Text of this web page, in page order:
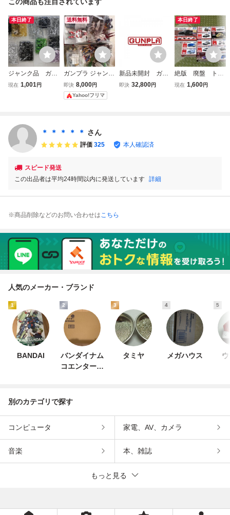
本日終了
ジャンク品 ガン
プラ 未開封ラン
80391
現在 1,001円
送料無料
ガンプラ ジャンク
まとめ売り HGな
どパーツ取り 詰め
合わせ10体セット
即決 8,000円
Yahoo!フリマ
新品未開封 ガン
プラ詰め合わせ
即決 32,800円
本日終了
絶版 廃盤 トミ
カ 詰め合わせ
現在 1,600円
＊ ＊ ＊ ＊ ＊ さん
評価 325 本人確認済
スピード発送
この出品者は平均24時間以内に発送しています 詳細
※商品削除などのお問い合わせはこちら
人気のメーカー・ブランド
1
BANDAI
2
バンダイナム
コエンターテ
3
タミヤ
4
メガハウス
5
別のカテゴリで探す
コンピュータ 家電、AV、カメラ
音楽 本、雑誌
もっと見る